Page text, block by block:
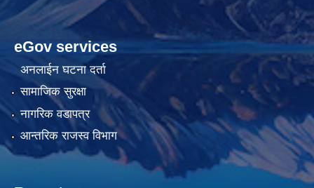
eGov services
अनलाईन घटना दर्ता
सामाजिक सुरक्षा
नागरिक वडापत्र
आन्तरिक राजस्व विभाग